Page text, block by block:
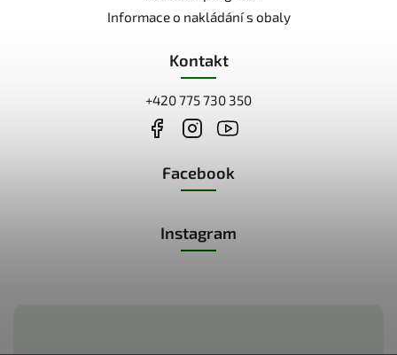
Informace o nakládání s obaly
Kontakt
+420 775 730 350
Facebook
Instagram